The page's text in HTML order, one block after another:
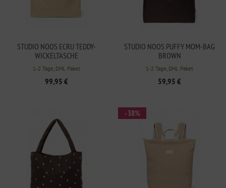
STUDIO NOOS ECRU TEDDY-
WICKELTASCHE
1-2 Tage, DHL Paket
99,95 €
STUDIO NOOS PUFFY MOM-BAG
BROWN
1-2 Tage, DHL Paket
59,95 €
- 38%